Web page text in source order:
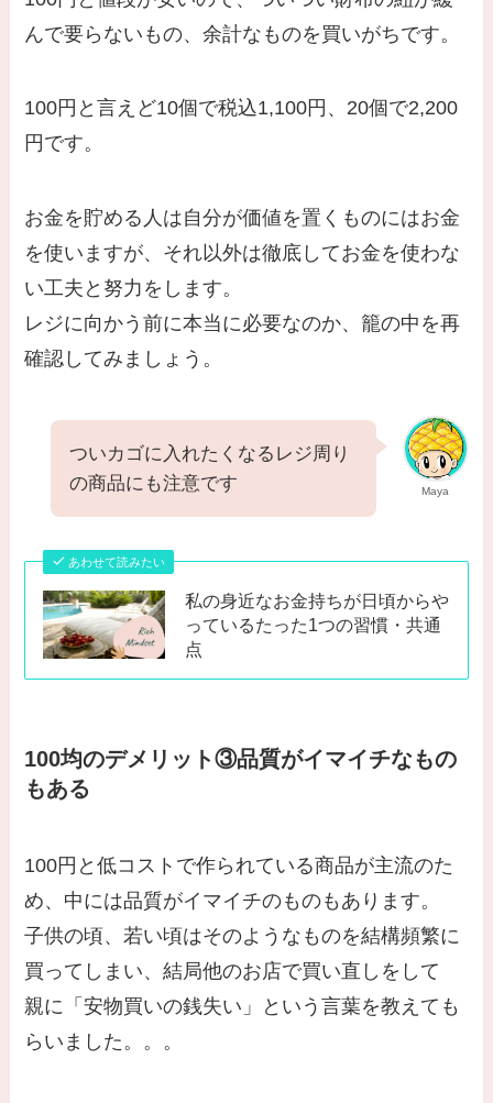
んで要らないもの、余計なものを買いがちです。
100円と言えど10個で税込1,100円、20個で2,200
円です。
お金を貯める人は自分が価値を置くものにはお金
を使いますが、それ以外は徹底してお金を使わな
い工夫と努力をします。
レジに向かう前に本当に必要なのか、籠の中を再
確認してみましょう。
Maya
ついカゴに入れたくなるレジ周り
の商品にも注意です
あわせて読みたい
私の身近なお金持ちが日頃からや
っているたった1つの習慣・共通
点
100均のデメリット③品質がイマイチなもの
もある
100円と低コストで作られている商品が主流のた
め、中には品質がイマイチのものもあります。
子供の頃、若い頃はそのようなものを結構頻繁に
買ってしまい、結局他のお店で買い直しをして
親に「安物買いの銭失い」という言葉を教えても
らいました。。。